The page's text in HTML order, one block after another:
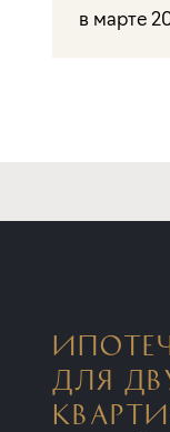
в марте
ДЛЯ